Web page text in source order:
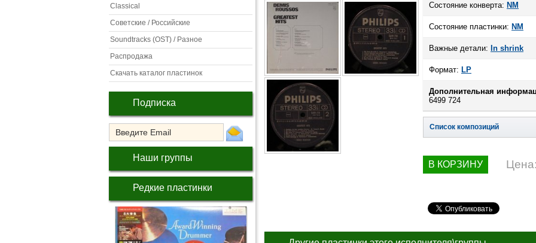
Classical
Советские / Российские
Soundtracks (OST) / Разное
Распродажа
Скачать каталог пластинок
Подписка
Наши группы
Редкие пластинки
Состояние конверта: NM
Состояние пластинки: NM
Важные детали: In shrink
Формат: LP
Дополнительная
6499 724
Список композиций
В КОРЗИНУ Цена: